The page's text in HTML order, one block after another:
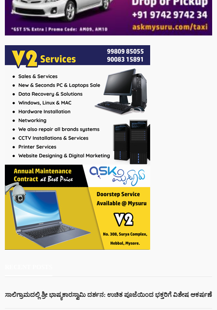
ಸಾಲಿಗ್ರಾಮದಲ್ಲಿ ಶ್ರೀ ಭಾಷ್ಯಕಾರಸ್ವಾಮಿ ದರ್ಶನ: ಉಚಿತ ಪೂಜೆಯಿಂದ ಭಕ್ತರಿಗೆ ವಿಶೇಷ ಆಕರ್ಷಣೆ